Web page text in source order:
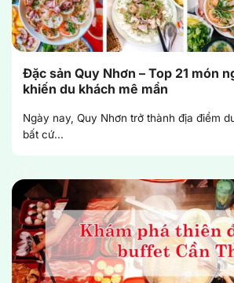
Đặc sản Quy Nhơn – Top 21 món
khiến du khách mê mẩn
Ngày nay, Quy Nhơn trở thành địa điểm
bất cứ...